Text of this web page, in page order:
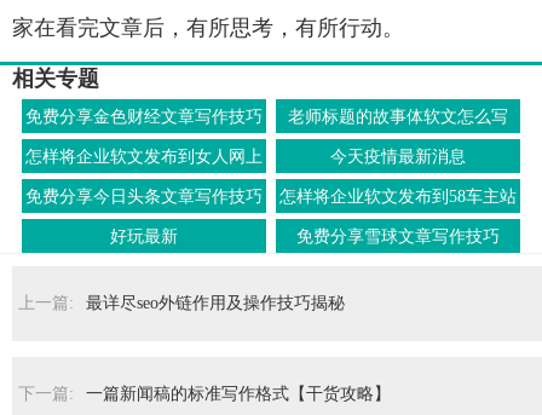
家在看完文章后，有所思考，有所行动。
相关专题
免费分享金色财经文章写作技巧 老师标题的故事体软文怎么写
怎样将企业软文发布到女人网上 今天疫情最新消息
免费分享今日头条文章写作技巧
怎样将企业软文发布到58车主站
上
好玩最新 免费分享雪球文章写作技巧
上一篇: 最详尽seo外链作用及操作技巧揭秘
下一篇: 一篇新闻稿的标准写作格式【干货攻略】